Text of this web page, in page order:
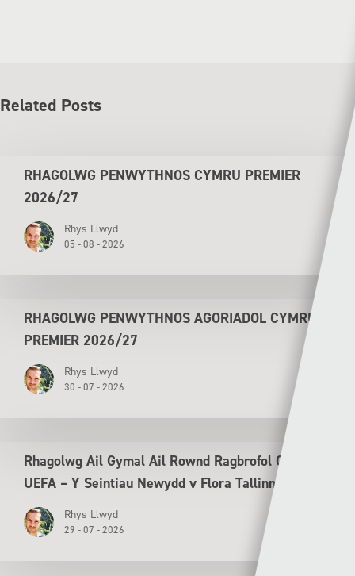
Related Posts
RHAGOLWG PENWYTHNOS CYMRU PREMIER
2026/27
Rhys Llwyd
05 - 08 - 2026
RHAGOLWG PENWYTHNOS AGORIADOL CYMRU
PREMIER 2026/27
Rhys Llwyd
30 - 07 - 2026
Rhagolwg Ail Gymal Ail Rownd Ragbrofol Cyngres
UEFA – Y Seintiau Newydd v Flora Tallinn
Rhys Llwyd
29 - 07 - 2026